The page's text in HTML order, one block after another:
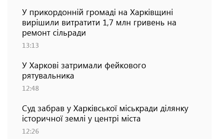
У прикордонній громаді на Харківщині
вирішили витратити 1,7 млн гривень на
ремонт сільради
13:13
У Харкові затримали фейкового
рятувальника
12:48
Суд забрав у Харківської міськради ділянку
історичної землі у центрі міста
12:26